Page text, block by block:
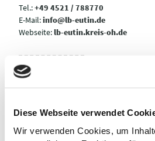
Diese Webseite verwendet
Wir verwenden Cookies, um
Tel.:+49 4521 / 788770
E-Mail:info@lb-eutin.de
Webseite:lb-eutin.kreis-oh.de
Anreise planen